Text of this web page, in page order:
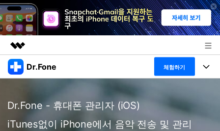
주요 제품
개요
솔루션
Dr.Fone 체험하기
특징
Dr.Fone - 휴대폰 관리자 (iOS)
iTunes없이 iPhone에서 음악 전송 및 관리